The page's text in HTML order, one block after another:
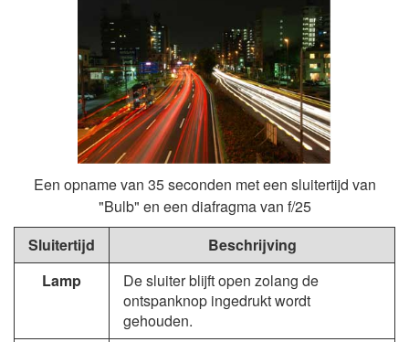
Een opname van 35 seconden met een sluitertijd van
"Bulb" en een diafragma van f/25
Sluitertijd
Beschrijving
Lamp
De sluiter blijft open zolang de
ontspanknop ingedrukt wordt
gehouden.